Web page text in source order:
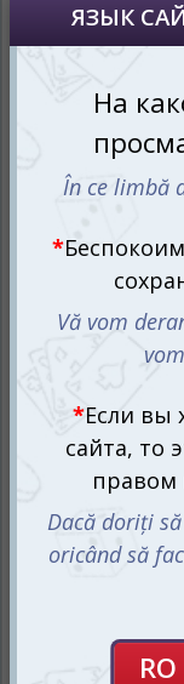
изображением
авокадо,
игроков,
начинает с
достигая до 15
одному. А вот и
карте написано
моментом удачи!
тот, кто
центра игрового